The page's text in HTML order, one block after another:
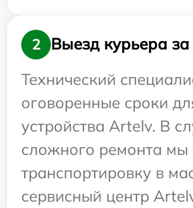
2
Выезд курьера
Технический
оговоренные сроки
устройства Artelv. В
сложного ремонта мы
транспортировку в
сервисный центр